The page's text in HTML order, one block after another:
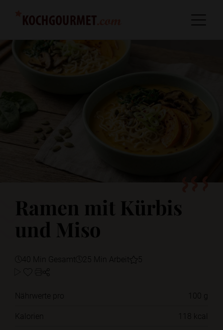
Ramen mit Kürbis
und Miso
40 Min Gesamt 25 Min Arbeit 5
Nährwerte pro
100 g
Kalorien
118 kcal